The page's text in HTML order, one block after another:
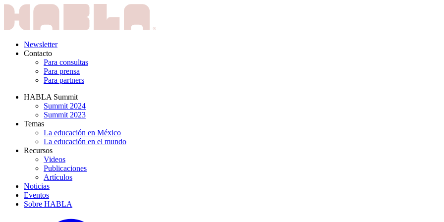
Newsletter
Contacto
Para consultas
Para prensa
Para partners
HABLA Summit
Summit 2024
Summit 2023
Temas
La educación en México
La educación en el mundo
Recursos
Videos
Publicaciones
Artículos
Noticias
Eventos
Sobre HABLA